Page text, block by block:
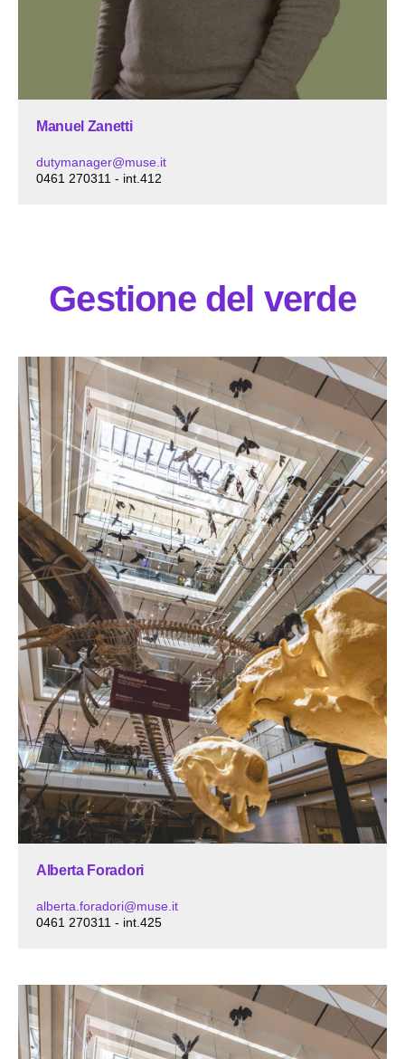
Manuel Zanetti
dutymanager@muse.it
0461 270311 - int.412
Gestione del verde
Alberta Foradori
alberta.foradori@muse.it
0461 270311 - int.425